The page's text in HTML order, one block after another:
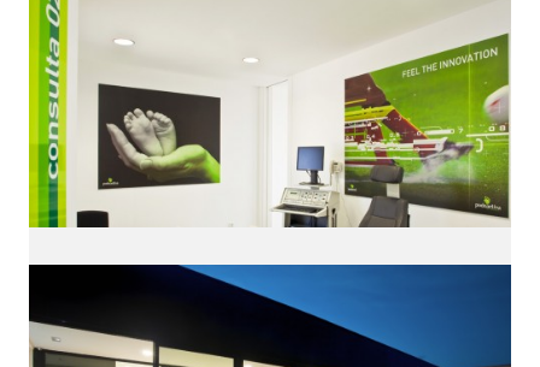
QUÉ ES LÍNEA DISEÑO.
Es una empresa de Diseño Industrial y Gráfico cuya
de la creatividad, la innovación, la tecnología y la
comunicación visual.
Con sede en Zaragoza dota de servicios de diseño a
la industria desde 1998.